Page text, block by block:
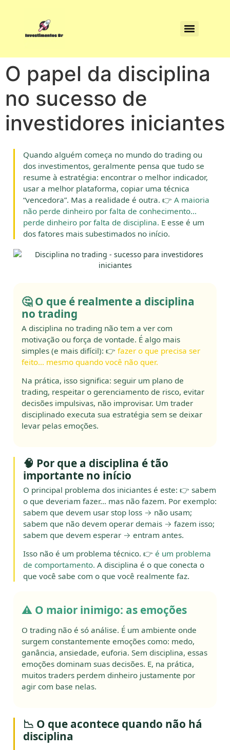
O papel da disciplina
no sucesso de
investidores iniciantes
Quando alguém começa no mundo do trading ou
dos investimentos, geralmente pensa que tudo se
resume à estratégia: encontrar o melhor indicador,
usar a melhor plataforma, copiar uma técnica
“vencedora”. Mas a realidade é outra. 👉 A maioria
não perde dinheiro por falta de conhecimento…
perde dinheiro por falta de disciplina. E esse é um
dos fatores mais subestimados no início.
🤔 O que é realmente a disciplina
no trading
A disciplina no trading não tem a ver com
motivação ou força de vontade. É algo mais
simples (e mais difícil): 👉 fazer o que precisa ser
feito… mesmo quando você não quer.
Na prática, isso significa: seguir um plano de
trading, respeitar o gerenciamento de risco, evitar
decisões impulsivas, não improvisar. Um trader
disciplinado executa sua estratégia sem se deixar
levar pelas emoções.
🧠 Por que a disciplina é tão
importante no início
O principal problema dos iniciantes é este: 👉 sabem
o que deveriam fazer… mas não fazem. Por exemplo:
sabem que devem usar stop loss → não usam;
sabem que não devem operar demais → fazem isso;
sabem que devem esperar → entram antes.
Isso não é um problema técnico. 👉 é um problema
de comportamento. A disciplina é o que conecta o
que você sabe com o que você realmente faz.
⚠️ O maior inimigo: as emoções
O trading não é só análise. É um ambiente onde
surgem constantemente emoções como: medo,
ganância, ansiedade, euforia. Sem disciplina, essas
emoções dominam suas decisões. E, na prática,
muitos traders perdem dinheiro justamente por
agir com base nelas.
📉 O que acontece quando não há
disciplina